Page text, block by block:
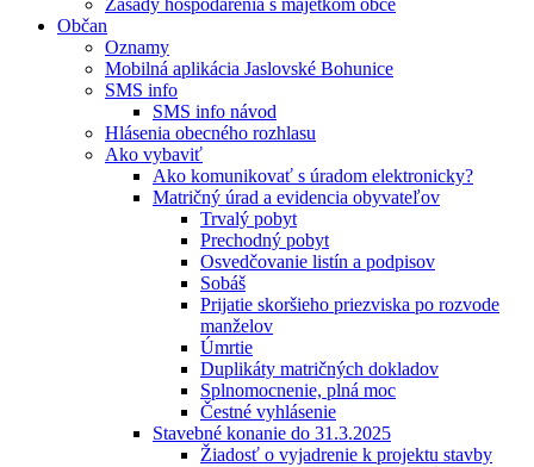
Zásady hospodárenia s majetkom obce
Občan
Oznamy
Mobilná aplikácia Jaslovské Bohunice
SMS info
SMS info návod
Hlásenia obecného rozhlasu
Ako vybaviť
Ako komunikovať s úradom elektronicky?
Matričný úrad a evidencia obyvateľov
Trvalý pobyt
Prechodný pobyt
Osvedčovanie listín a podpisov
Sobáš
Prijatie skoršieho priezviska po rozvode
manželov
Úmrtie
Duplikáty matričných dokladov
Splnomocnenie, plná moc
Čestné vyhlásenie
Stavebné konanie do 31.3.2025
Žiadosť o vyjadrenie k projektu stavby